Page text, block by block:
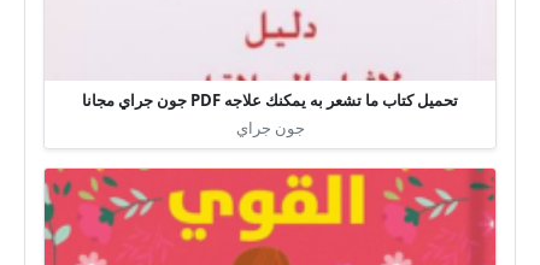
تحميل كتاب ما تشعر به يمكنك علاجه PDF جون جراي مجانا
جون جراي